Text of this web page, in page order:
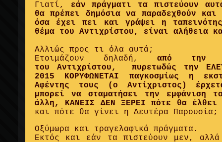
Γιατί, εάν πράγματι τα πιστεύουν
θα πρέπει δημόσια να παραδεχθούν
όσα έχει πει και γράψει η
θέμα του Αντιχρίστου, είναι αλήθεια
Αλλιώς προς τι όλα αυτά;
Ετοιμάζουν δηλαδή,
από την
του Αντιχρίστου, πυρετωδώς την
2015 ΚΟΡΥΦΩΝΕΤΑΙ παγκοσμίως η
Αφέντης τους (ο Αντίχριστος)
μπορεί να σταματήσει την εμφάνιση
άλλη, ΚΑΝΕΙΣ ΔΕΝ ΞΕΡΕΙ πότε θα έλθει
και πότε θα γίνει η Δευτέρα Παρουσία;
Οξύμωρα και τραγελαφικά πράγματα.
Εκτός και εάν τα πιστεύουν μεν,